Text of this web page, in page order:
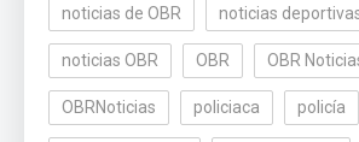
noticias de OBR noticias
noticias OBR OBR OBR
OBRNoticias policiaca policía